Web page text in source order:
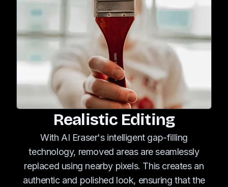
Realistic Editing
With AI Eraser's intelligent gap-filling
technology, removed areas are seamlessly
replaced using nearby pixels. This creates an
authentic and polished look, ensuring that the